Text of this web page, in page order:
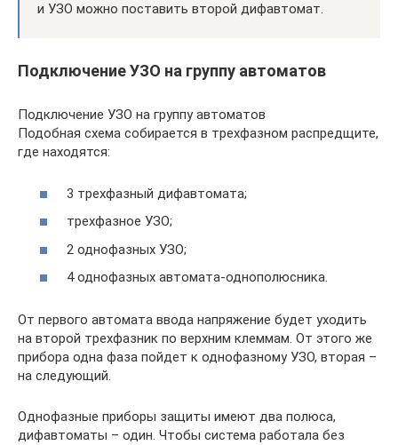
и УЗО можно поставить второй дифавтомат.
Подключение УЗО на группу автоматов
Подключение УЗО на группу автоматов
Подобная схема собирается в трехфазном распредщите,
где находятся:
3 трехфазный дифавтомата;
трехфазное УЗО;
2 однофазных УЗО;
4 однофазных автомата-однополюсника.
От первого автомата ввода напряжение будет уходить
на второй трехфазник по верхним клеммам. От этого же
прибора одна фаза пойдет к однофазному УЗО, вторая –
на следующий.
Однофазные приборы защиты имеют два полюса,
дифавтоматы – один. Чтобы система работала без